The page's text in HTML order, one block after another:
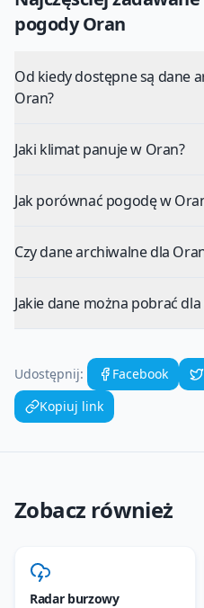
pogodyOran
Od kiedy dostępne są dane
Oran?
Jaki klimat panuje w Oran?
Jak porównać pogodę w
Czy dane archiwalne dla
Jakie dane można pobrać
Udostępnij: Facebook
Kopiuj link
Zobacz również
Radar burzowy